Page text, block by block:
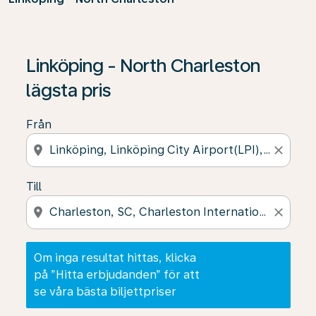
Linköping - North Charleston
lägsta pris
Från
location_on close
Till
location_on close
Om inga resultat hittas, klicka
på ”Hitta erbjudanden” för att
se våra bästa biljettpriser
Om inga resultat hittas, klicka på ”Hitta